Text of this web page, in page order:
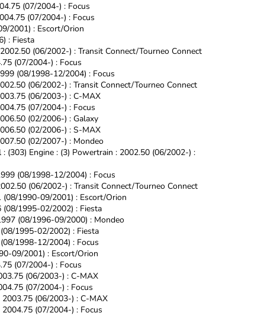
(07/2004-) : Focus
(07/2004-) : Focus
2001) : Escort/Orion
: Fiesta
(06/2002-) : Transit Connect/Tourneo Connect
(07/2004-) : Focus
(08/1998-12/2004) : Focus
(06/2002-) : Transit Connect/Tourneo Connect
(06/2003-) : C-MAX
(07/2004-) : Focus
(02/2006-) : Galaxy
(02/2006-) : S-MAX
(02/2007-) : Mondeo
(303) Engine : (3) Powertrain : 2002.50 (06/2002-) :
(08/1998-12/2004) : Focus
(06/2002-) : Transit Connect/Tourneo Connect
(08/1990-09/2001) : Escort/Orion
(08/1995-02/2002) : Fiesta
(08/1996-09/2000) : Mondeo
1995-02/2002) : Fiesta
1998-12/2004) : Focus
09/2001) : Escort/Orion
(07/2004-) : Focus
(06/2003-) : C-MAX
(07/2004-) : Focus
(06/2003-) : C-MAX
(07/2004-) : Focus